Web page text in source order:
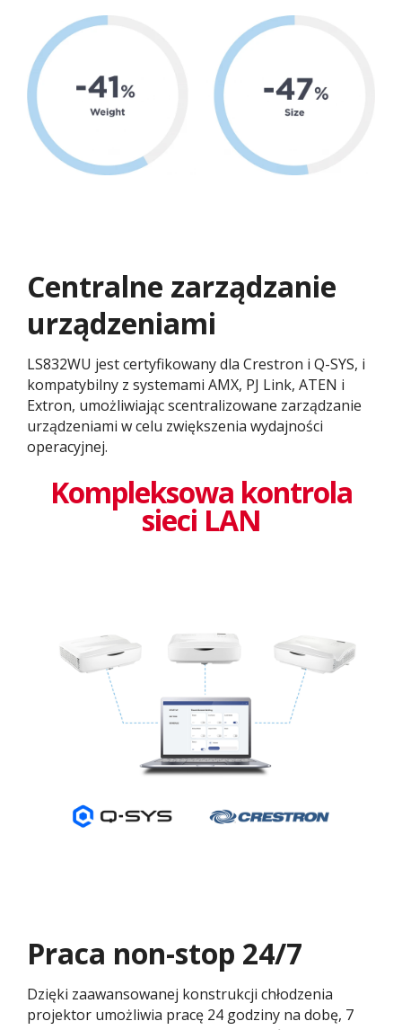
Centralne zarządzanie
urządzeniami
LS832WU jest certyfikowany dla Crestron i Q-SYS, i
kompatybilny z systemami AMX, PJ Link, ATEN i
Extron, umożliwiając scentralizowane zarządzanie
urządzeniami w celu zwiększenia wydajności
operacyjnej.
Kompleksowa kontrola
sieci LAN
Praca non-stop 24/7​
Dzięki zaawansowanej konstrukcji chłodzenia
projektor umożliwia pracę 24 godziny na dobę, 7